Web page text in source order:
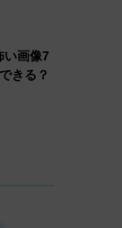
い画像7
きる？